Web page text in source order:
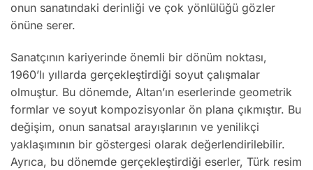
onun sanatındaki derinliği ve çok yönlülüğü gözler
önüne serer.
Sanatçının kariyerinde önemli bir dönüm noktası,
1960’lı yıllarda gerçekleştirdiği soyut çalışmalar
olmuştur. Bu dönemde, Altan’ın eserlerinde geometrik
formlar ve soyut kompozisyonlar ön plana çıkmıştır. Bu
değişim, onun sanatsal arayışlarının ve yenilikçi
yaklaşımının bir göstergesi olarak değerlendirilebilir.
Ayrıca, bu dönemde gerçekleştirdiği eserler, Türk resim